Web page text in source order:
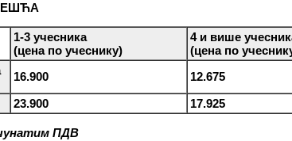
1-3 учесника
(цена по учеснику)
4 и више
(цена по
16.900
12.675
23.900 17.925
ПДВ